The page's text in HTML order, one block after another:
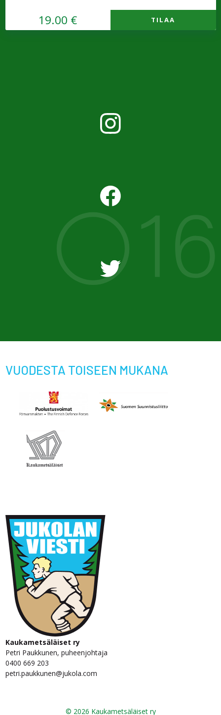
19.00 € TILAA
VUODESTA TOISEEN MUKANA
Kaukametsäläiset ry
Petri Paukkunen, puheenjohtaja
0400 669 203
petri.paukkunen@jukola.com
© 2026 Kaukametsäläiset ry